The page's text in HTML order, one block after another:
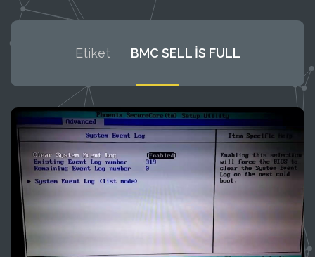
Etiket BMC SELL IS FULL